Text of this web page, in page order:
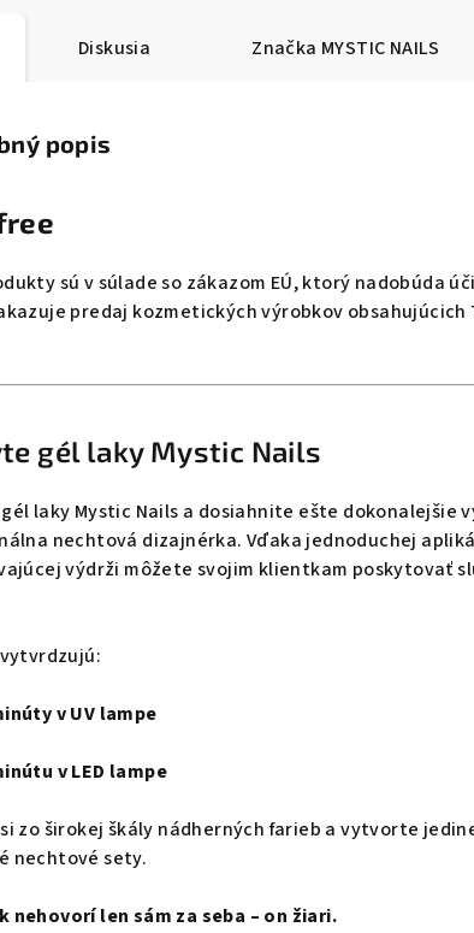
Diskusia Značka MYSTIC NAILS
popis
sú v súlade so zákazom EÚ, ktorý nadobúda
predaj kozmetických výrobkov obsahujúcich
gél laky Mystic Nails
laky Mystic Nails a dosiahnite ešte dokonalejšie
nechtová dizajnérka. Vďaka jednoduchej
výdrži môžete svojim klientkam poskytovať
v UV lampe
v LED lampe
zo širokej škály nádherných farieb a vytvorte
nechtové sety.
nehovorí len sám za seba – on žiari.